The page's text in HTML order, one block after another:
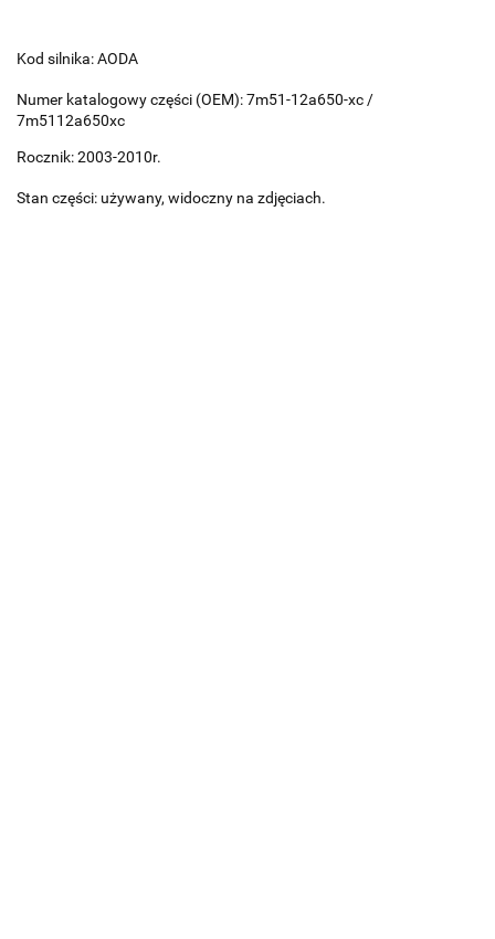
Kod silnika: AODA
Numer katalogowy części (OEM): 7m51-12a650-xc /
7m5112a650xc
Rocznik: 2003-2010r.
Stan części: używany, widoczny na zdjęciach.